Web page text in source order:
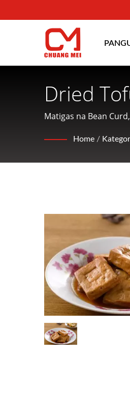
Dried
Para Sa
CHUANG
Matigas na Bean
aalok ng magiliw na
Home /